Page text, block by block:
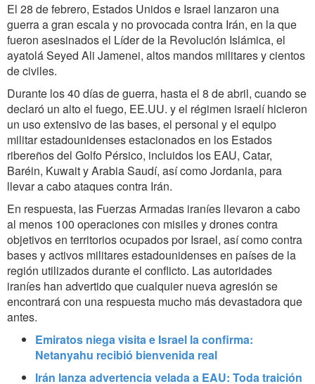
El 28 de febrero, Estados Unidos e Israel lanzaron una
guerra a gran escala y no provocada contra Irán, en la que
fueron asesinados el Líder de la Revolución Islámica, el
ayatolá Seyed Ali Jamenei, altos mandos militares y cientos
de civiles.
Durante los 40 días de guerra, hasta el 8 de abril, cuando se
declaró un alto el fuego, EE.UU. y el régimen israelí hicieron
un uso extensivo de las bases, el personal y el equipo
militar estadounidenses estacionados en los Estados
ribereños del Golfo Pérsico, incluidos los EAU, Catar,
Baréin, Kuwait y Arabia Saudí, así como Jordania, para
llevar a cabo ataques contra Irán.
En respuesta, las Fuerzas Armadas iraníes llevaron a cabo
al menos 100 operaciones con misiles y drones contra
objetivos en territorios ocupados por Israel, así como contra
bases y activos militares estadounidenses en países de la
región utilizados durante el conflicto. Las autoridades
iraníes han advertido que cualquier nueva agresión se
encontrará con una respuesta mucho más devastadora que
antes.
Emiratos niega visita e Israel la confirma:
Netanyahu recibió bienvenida real
Irán lanza advertencia velada a EAU: Toda traición